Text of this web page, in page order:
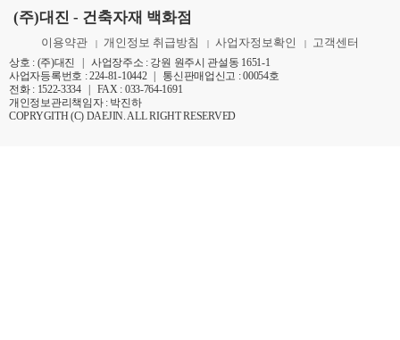
(주)대진 - 건축자재 백화점
이용약관 | 개인정보 취급방침 | 사업자정보확인 | 고객센터
상호 : (주)대진 | 사업장주소 : 강원 원주시 관설동 1651-1
사업자등록번호 : 224-81-10442 | 통신판매업신고 : 00054호
전화 : 1522-3334 | FAX : 033-764-1691
개인정보관리책임자 : 박진하
COPRYGITH (C) DAEJIN. ALL RIGHT RESERVED